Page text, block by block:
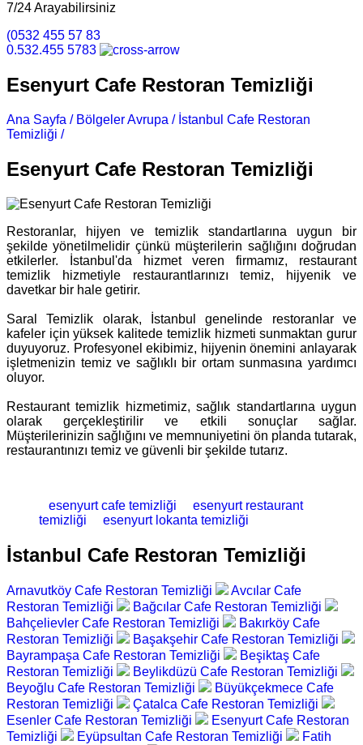
7/24 Arayabilirsiniz
(0532 455 57 83
0.532.455 5783
Esenyurt Cafe Restoran Temizliği
Ana Sayfa / Bölgeler Avrupa / İstanbul Cafe Restoran
Temizliği /
Esenyurt Cafe Restoran Temizliği
Restoranlar, hijyen ve temizlik standartlarına uygun bir
şekilde yönetilmelidir çünkü müşterilerin sağlığını doğrudan
etkilerler. İstanbul'da hizmet veren firmamız, restaurant
temizlik hizmetiyle restaurantlarınızı temiz, hijyenik ve
davetkar bir hale getirir.
Saral Temizlik olarak, İstanbul genelinde restoranlar ve
kafeler için yüksek kalitede temizlik hizmeti sunmaktan gurur
duyuyoruz. Profesyonel ekibimiz, hijyenin önemini anlayarak
işletmenizin temiz ve sağlıklı bir ortam sunmasına yardımcı
oluyor.
Restaurant temizlik hizmetimiz, sağlık standartlarına uygun
olarak gerçekleştirilir ve etkili sonuçlar sağlar.
Müşterilerinizin sağlığını ve memnuniyetini ön planda tutarak,
restaurantınızı temiz ve güvenli bir şekilde tutarız.
esenyurt cafe temizliği
esenyurt restaurant
temizliği
esenyurt lokanta temizliği
İstanbul Cafe Restoran Temizliği
Arnavutköy Cafe Restoran Temizliği
Avcılar Cafe
Restoran Temizliği
Bağcılar Cafe Restoran Temizliği
Bahçelievler Cafe Restoran Temizliği
Bakırköy Cafe
Restoran Temizliği
Başakşehir Cafe Restoran Temizliği
Bayrampaşa Cafe Restoran Temizliği
Beşiktaş Cafe
Restoran Temizliği
Beylikdüzü Cafe Restoran Temizliği
Beyoğlu Cafe Restoran Temizliği
Büyükçekmece Cafe
Restoran Temizliği
Çatalca Cafe Restoran Temizliği
Esenler Cafe Restoran Temizliği
Esenyurt Cafe Restoran
Temizliği
Eyüpsultan Cafe Restoran Temizliği Fatih